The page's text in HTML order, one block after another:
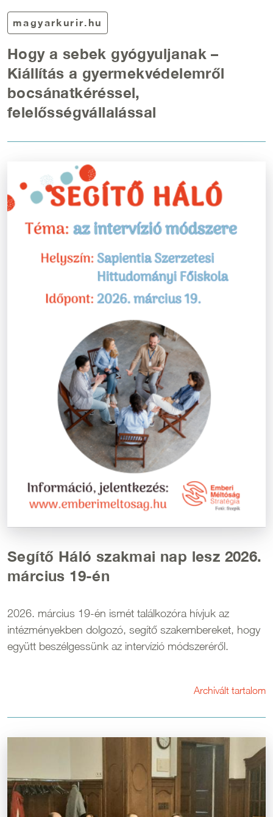
magyarkurir.hu
Hogy a sebek gyógyuljanak –
Kiállítás a gyermekvédelemről
bocsánatkéréssel,
felelősségvállalással
Segítő Háló szakmai nap lesz 2026.
március 19-én
2026. március 19-én ismét találkozóra hívjuk az
intézményekben dolgozó, segítő szakembereket, hogy
együtt beszélgessünk az intervízió módszeréről.
Archivált tartalom